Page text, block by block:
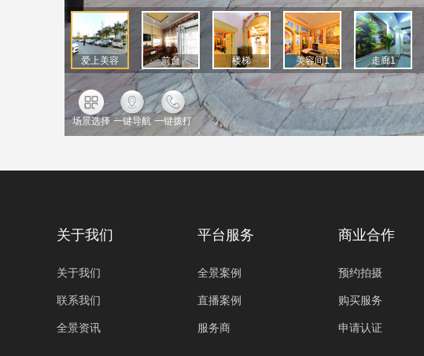
关于我们
关于我们
联系我们
全景资讯
平台服务
全景案例
直播案例
服务商
商业合作
预约拍摄
购买服务
申请认证